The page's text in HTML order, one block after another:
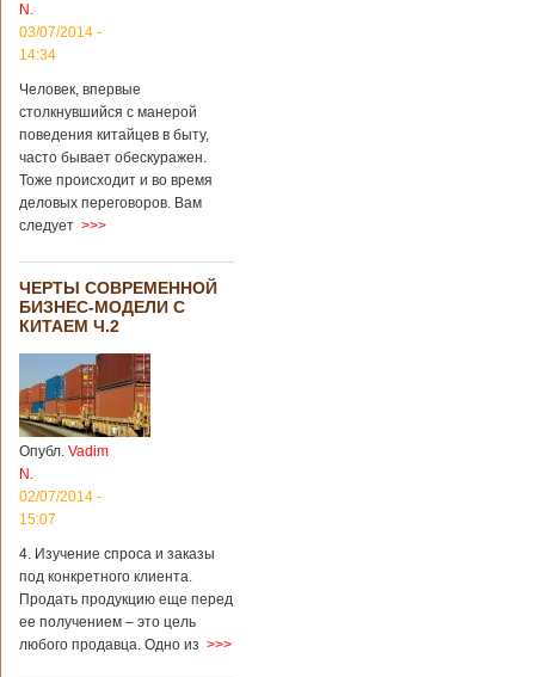
N.
03/07/2014 -
14:34
Человек, впервые
столкнувшийся с манерой
поведения китайцев в быту,
часто бывает обескуражен.
Тоже происходит и во время
деловых переговоров. Вам
следует >>>
ЧЕРТЫ СОВРЕМЕННОЙ
БИЗНЕС-МОДЕЛИ С
КИТАЕМ Ч.2
Опубл. Vadim
N.
02/07/2014 -
15:07
4. Изучение спроса и заказы
под конкретного клиента.
Продать продукцию еще перед
ее получением – это цель
любого продавца. Одно из >>>